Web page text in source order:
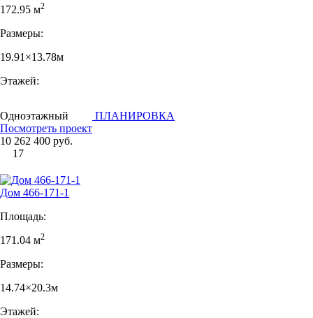
172.95 м2
Размеры:
19.91×13.78м
Этажей:
Одноэтажный
ПЛАНИРОВКА
Посмотреть проект
10 262 400 руб.
17
Дом 466-171-1
Площадь:
171.04 м2
Размеры:
14.74×20.3м
Этажей: